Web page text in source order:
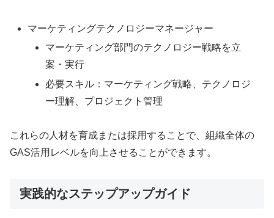
マーケティングテクノロジーマネージャー
マーケティング部門のテクノロジー戦略を立
案・実行
必要スキル：マーケティング戦略、テクノロジ
ー理解、プロジェクト管理
これらの人材を育成または採用することで、組織全体の
GAS活用レベルを向上させることができます。
実践的なステップアップガイド